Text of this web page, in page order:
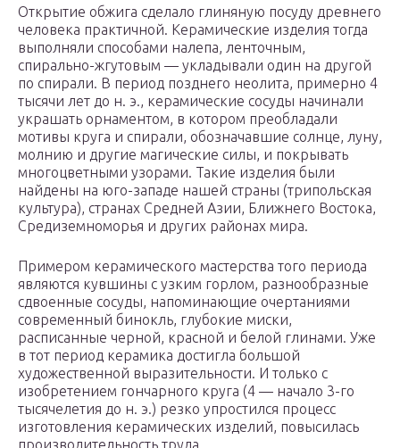
Открытие обжига сделало глиняную посуду древнего
человека практичной. Керамические изделия тогда
выполняли способами налепа, ленточным,
спирально-жгутовым — укладывали один на другой
по спирали. В период позднего неолита, примерно 4
тысячи лет до н. э., керамические сосуды начинали
украшать орнаментом, в котором преобладали
мотивы круга и спирали, обозначавшие солнце, луну,
молнию и другие магические силы, и покрывать
многоцветными узорами. Такие изделия были
найдены на юго-западе нашей страны (трипольская
культура), странах Средней Азии, Ближнего Востока,
Средиземноморья и других районах мира.
Примером керамического мастерства того периода
являются кувшины с узким горлом, разнообразные
сдвоенные сосуды, напоминающие очертаниями
современный бинокль, глубокие миски,
расписанные черной, красной и белой глинами. Уже
в тот период керамика достигла большой
художественной выразительности. И только с
изобретением гончарного круга (4 — начало 3-го
тысячелетия до н. э.) резко упростился процесс
изготовления керамических изделий, повысилась
производительность труда.